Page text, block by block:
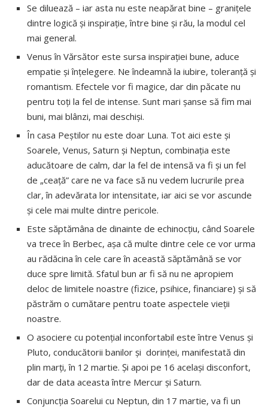
Se diluează – iar asta nu este neapărat bine – granițele
dintre logică și inspirație, între bine și rău, la modul cel
mai general.
Venus în Vărsător este sursa inspirației bune, aduce
empatie și înțelegere. Ne îndeamnă la iubire, toleranță și
romantism. Efectele vor fi magice, dar din păcate nu
pentru toți la fel de intense. Sunt mari șanse să fim mai
buni, mai blânzi, mai deschiși.
În casa Peștilor nu este doar Luna. Tot aici este și
Soarele, Venus, Saturn și Neptun, combinația este
aducătoare de calm, dar la fel de intensă va fi și un fel
de „ceață” care ne va face să nu vedem lucrurile prea
clar, în adevărata lor intensitate, iar aici se vor ascunde
și cele mai multe dintre pericole.
Este săptămâna de dinainte de echinocțiu, când Soarele
va trece în Berbec, așa că multe dintre cele ce vor urma
au rădăcina în cele care în această săptămână se vor
duce spre limită. Sfatul bun ar fi să nu ne apropiem
deloc de limitele noastre (fizice, psihice, financiare) și să
păstrăm o cumătare pentru toate aspectele vieții
noastre.
O asociere cu potențial inconfortabil este între Venus și
Pluto, conducătorii banilor și dorinței, manifestată din
plin marți, în 12 martie. Și apoi pe 16 același disconfort,
dar de data aceasta între Mercur și Saturn.
Conjuncția Soarelui cu Neptun, din 17 martie, va fi un